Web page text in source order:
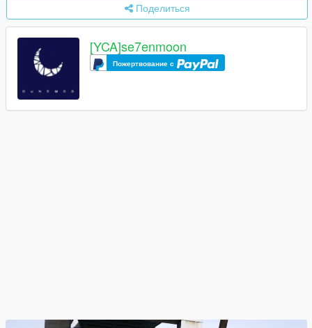
Поделиться
[YCA]se7enmoon
Пожертвование с